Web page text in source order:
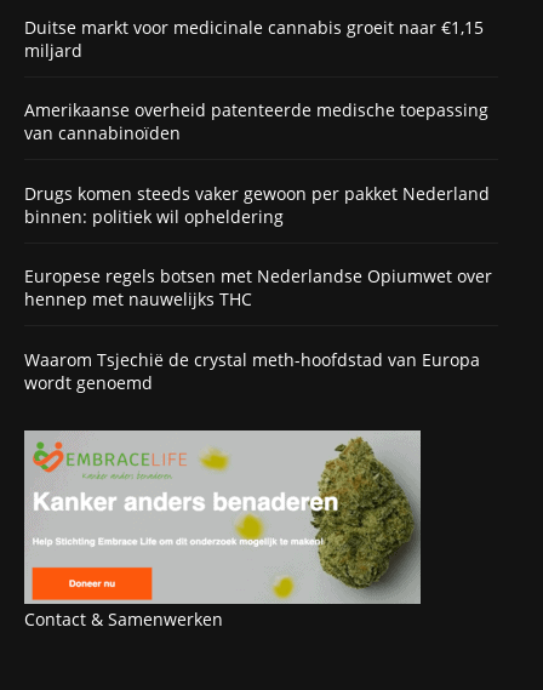
Duitse markt voor medicinale cannabis groeit naar €1,15
miljard
Amerikaanse overheid patenteerde medische toepassing
van cannabinoïden
Drugs komen steeds vaker gewoon per pakket Nederland
binnen: politiek wil opheldering
Europese regels botsen met Nederlandse Opiumwet over
hennep met nauwelijks THC
Waarom Tsjechië de crystal meth-hoofdstad van Europa
wordt genoemd
Contact & Samenwerken